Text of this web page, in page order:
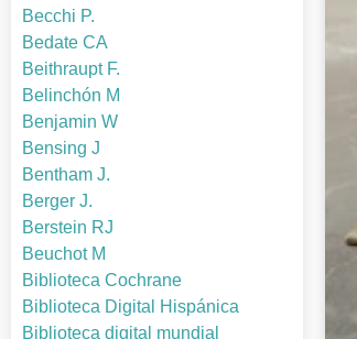
Becchi P.
Bedate CA
Beithraupt F.
Belinchón M
Benjamin W
Bensing J
Bentham J.
Berger J.
Berstein RJ
Beuchot M
Biblioteca Cochrane
Biblioteca Digital Hispánica
Biblioteca digital mundial